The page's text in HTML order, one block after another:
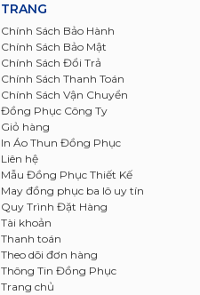
TRANG
Chính Sách Bảo Hành
Chính Sách Bảo Mật
Chính Sách Đổi Trả
Chính Sách Thanh Toán
Chính Sách Vận Chuyển
Đồng Phục Công Ty
Giỏ hàng
In Áo Thun Đồng Phục
Liên hệ
Mẫu Đồng Phục Thiết Kế
May đồng phục ba lô uy tín
Quy Trình Đặt Hàng
Tài khoản
Thanh toán
Theo dõi đơn hàng
Thông Tin Đồng Phục
Trang chủ